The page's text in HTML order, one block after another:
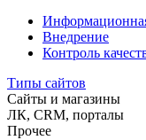
Внедрение
Контроль
Типы сайтов
Сайты и магазины
ЛК, CRM, порталы
Прочее